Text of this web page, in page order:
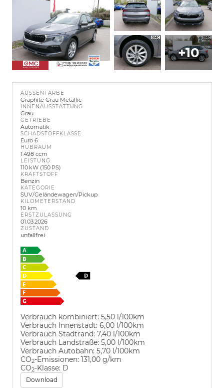
+10
AUSSENFARBE
Graphite Grau Metallic
INNENAUSSTATTUNG
Grau
GETRIEBE
Automatik
SCHADSTOFFKLASSE
Euro 6
HUBRAUM
1.498 ccm
LEISTUNG
110 kW (150 PS)
KRAFTSTOFF
Benzin
KATEGORIE
SUV/Geländewagen/Pickup
KILOMETERSTAND
10 km
ERSTZULASSUNG
01.03.2026
ZUSTAND
unfallfrei
Verbrauch kombiniert: 5,50 l/100km
Verbrauch Innenstadt: 6,00 l/100km
Verbrauch Stadtrand: 7,40 l/100km
Verbrauch Landstraße: 5,00 l/100km
Verbrauch Autobahn: 5,70 l/100km
CO2-Emissionen: 131,00 g/km
CO2-Klasse: D
Download